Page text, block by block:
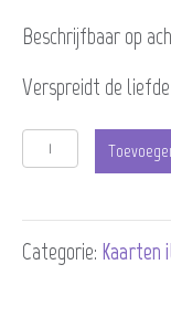
Beschrijfbaar op
Verspreidt de
Kaartenset
up
2
Categorie: